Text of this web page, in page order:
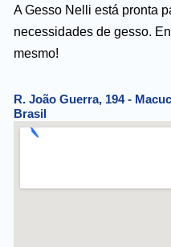
A Gesso Nelli está pronta
necessidades de gesso.
mesmo!
R. João Guerra, 194 -
Brasil